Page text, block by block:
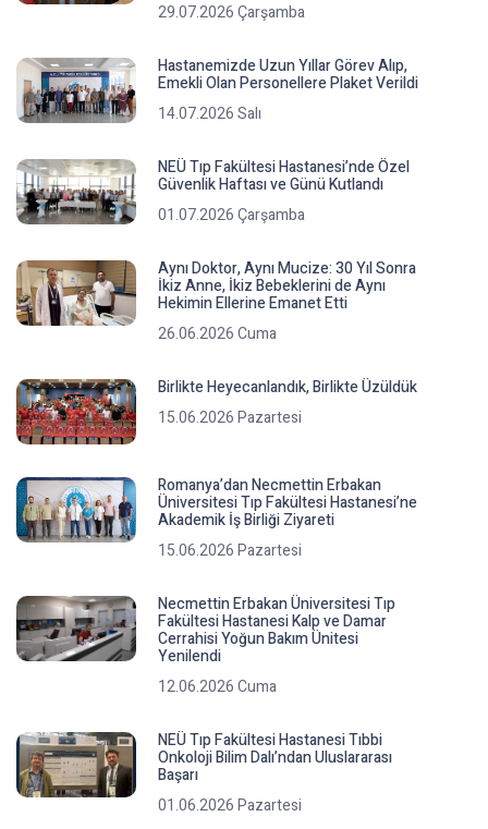
29.07.2026 Çarşamba
Hastanemizde Uzun Yıllar Görev Alıp,
Emekli Olan Personellere Plaket Verildi
14.07.2026 Salı
NEÜ Tıp Fakültesi Hastanesi’nde Özel
Güvenlik Haftası ve Günü Kutlandı
01.07.2026 Çarşamba
Aynı Doktor, Aynı Mucize: 30 Yıl Sonra
İkiz Anne, İkiz Bebeklerini de Aynı
Hekimin Ellerine Emanet Etti
26.06.2026 Cuma
Birlikte Heyecanlandık, Birlikte Üzüldük
15.06.2026 Pazartesi
Romanya’dan Necmettin Erbakan
Üniversitesi Tıp Fakültesi Hastanesi’ne
Akademik İş Birliği Ziyareti
15.06.2026 Pazartesi
Necmettin Erbakan Üniversitesi Tıp
Fakültesi Hastanesi Kalp ve Damar
Cerrahisi Yoğun Bakım Ünitesi
Yenilendi
12.06.2026 Cuma
NEÜ Tıp Fakültesi Hastanesi Tıbbi
Onkoloji Bilim Dalı’ndan Uluslararası
Başarı
01.06.2026 Pazartesi